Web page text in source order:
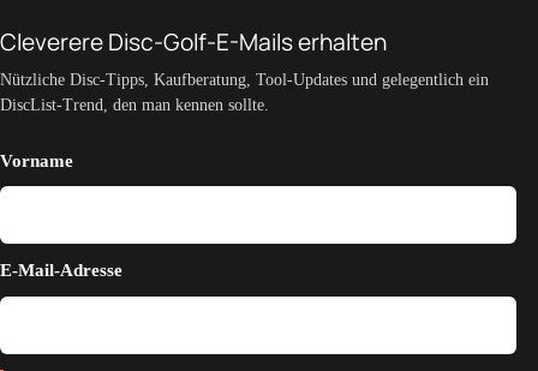
Cleverere Disc-Golf-E-Mails erhalten
Nützliche Disc-Tipps, Kaufberatung, Tool-Updates und gelegentlich ein
DiscList-Trend, den man kennen sollte.
Vorname
E-Mail-Adresse